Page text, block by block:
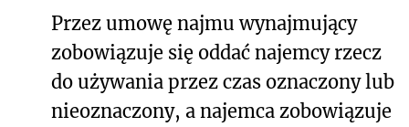
Przez umowę najmu wynajmujący
zobowiązuje się oddać najemcy rzecz
do używania przez czas oznaczony lub
nieoznaczony, a najemca zobowiązuje